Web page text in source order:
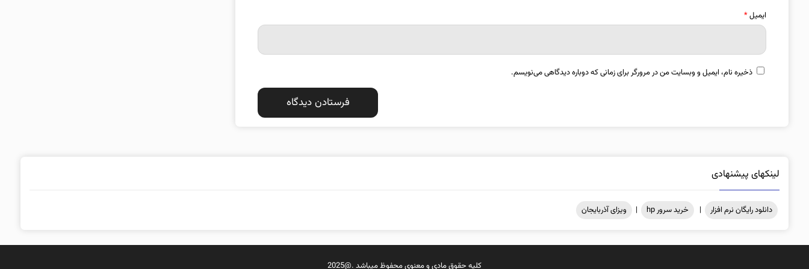
ایمیل*
ذخیره نام، ایمیل و وبسایت من در مرورگر برای زمانی که دوباره دیدگاهی می‌نویسم.
لینکهای پیشنهادی
دانلود رایگان نرم افزار | خرید سرور hp | ویزای آذربایجان
کلیه حقوق مادی و معنوی محفوظ میباشد .@2025